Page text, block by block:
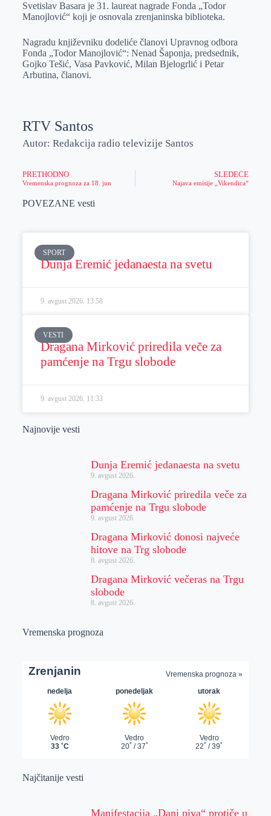
Svetislav Basara je 31. laureat nagrade Fonda „Todor
Manojlović“ koji je osnovala zrenjaninska biblioteka.
Nagradu književniku dodeliće članovi Upravnog odbora
Fonda „Todor Manojlović“: Nenad Šaponja, predsednik,
Gojko Tešić, Vasa Pavković, Milan Bjelogrlić i Petar
Arbutina, članovi.
RTV Santos
Autor: Redakcija radio televizije Santos
PRETHODNO
Vremenska prognoza za 18. jun
SLEDEĆE
Najava emisije „Vikendica“
POVEZANE vesti
SPORT
Dunja Eremić jedanaesta na svetu
9. avgust 2026. 13:58
VESTI
Dragana Mirković priredila veče za
pamćenje na Trgu slobode
9. avgust 2026. 11:33
Najnovije vesti
Dunja Eremić jedanaesta na svetu
9. avgust 2026.
Dragana Mirković priredila veče za
pamćenje na Trgu slobode
9. avgust 2026.
Dragana Mirković donosi najveće
hitove na Trg slobode
8. avgust 2026.
Dragana Mirković večeras na Trgu
slobode
8. avgust 2026.
Vremenska prognoza
Najčitanije vesti
Manifestacija „Dani piva“ protiče u